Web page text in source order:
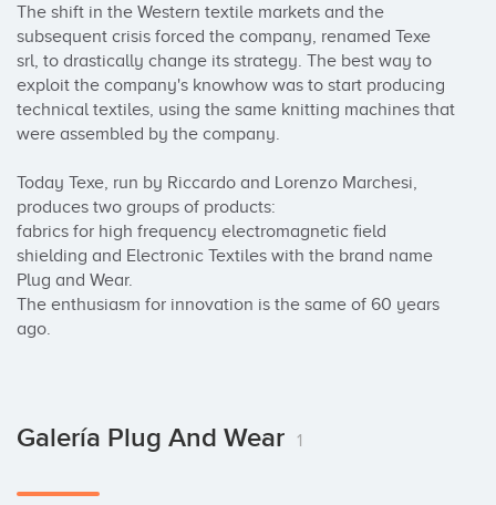
The shift in the Western textile markets and the
subsequent crisis forced the company, renamed Texe
srl, to drastically change its strategy. The best way to
exploit the company's knowhow was to start producing
technical textiles, using the same knitting machines that
were assembled by the company.
Today Texe, run by Riccardo and Lorenzo Marchesi,
produces two groups of products:
fabrics for high frequency electromagnetic field
shielding and Electronic Textiles with the brand name
Plug and Wear.
The enthusiasm for innovation is the same of 60 years
ago.
Galería Plug And Wear 1